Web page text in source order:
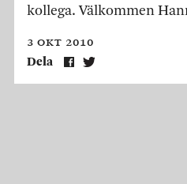
kollega. Välkommen
3 okt 2010
Dela